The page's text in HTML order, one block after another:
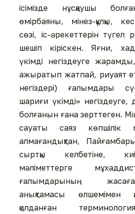
ісімізде нұсқаушы
өмірбаяны, мінез-құлқы,
сөзі, іс-әрекеттерін түгел
шешіп кіріскен. Яғни,
үкімді негіздеуге
ажыратып жатпай, риуаят
негіздері) ғалымдары
шариғи үкімді» негіздеуге,
болғанын ғана зерттеген.
сауаты саяз көпшілік
алмағандықтан,
сыртқы келбетіне,
мәліметтерге
ғалымдарының
анықтамасы өлшемімен
қолданған